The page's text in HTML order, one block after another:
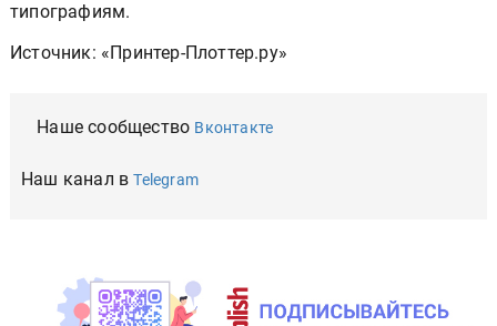
типографиям.
Источник: «Принтер-Плоттер.ру»
Наше сообщество Вконтакте
Наш канал вTelegram